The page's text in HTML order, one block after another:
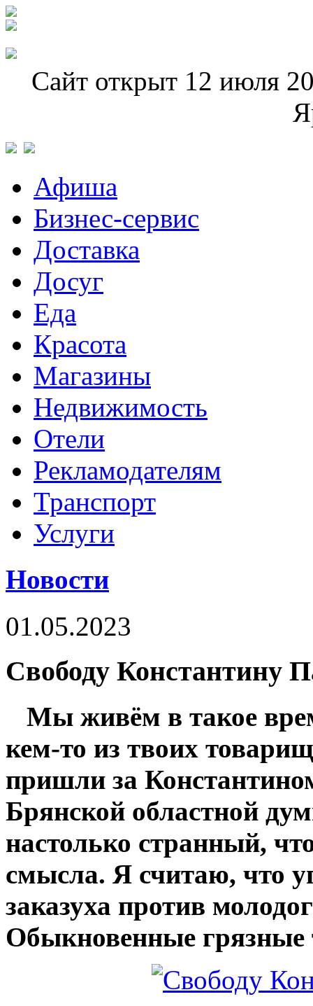
Сайт открыт 12 июля
Афиша
Бизнес-сервис
Доставка
Досуг
Еда
Красота
Магазины
Недвижимость
Отели
Рекламодателям
Транспорт
Услуги
Новости
01.05.2023
Свободу Константину
Мы живём в такое
кем-то из твоих
пришли за
Брянской областной
настолько странный,
смысла. Я считаю, что
заказуха против
Обыкновенные грязные